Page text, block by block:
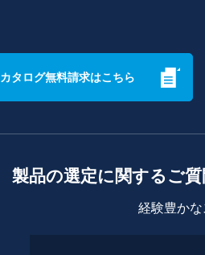
カタログ無料請求はこちら
製品の選定に関するご
経験豊かな